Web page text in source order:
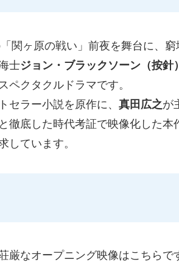
関ヶ原の戦い」前夜を舞台に、窮
士ジョン・ブラックソーン（按針）
ペクタクルドラマです。
セラー小説を原作に、 真田広之が
徹底した時代考証で映像化した
しています。
厳なオープニング映像はこちらで